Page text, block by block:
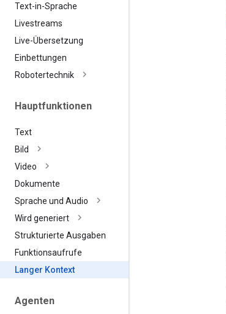
Text-in-Sprache
Livestreams
Live-Übersetzung
Einbettungen
Robotertechnik
Hauptfunktionen
Text
Bild
Video
Dokumente
Sprache und Audio
Wird generiert
Strukturierte Ausgaben
Funktionsaufrufe
Langer Kontext
Agenten